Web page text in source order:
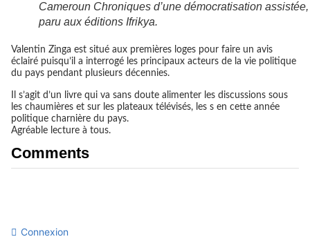
Cameroun Chroniques d’une démocratisation assistée,
paru aux éditions Ifrikya.
Valentin Zinga est situé aux premières loges pour faire un avis
éclairé puisqu’il a interrogé les principaux acteurs de la vie politique
du pays pendant plusieurs décennies.
Il s’agit d’un livre qui va sans doute alimenter les discussions sous
les chaumières et sur les plateaux télévisés, les s en cette année
politique charnière du pays.
Agréable lecture à tous.
Comments
Connexion